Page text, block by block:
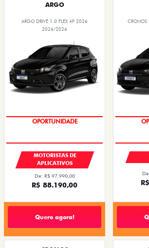
ARGO
ARGO DRIVE 1.0 FLEX 4P 2026
2026/2026
OPORTUNIDADE
MOTORISTAS DE
APLICATIVOS
De: R$ 97.990,00
R$ 88.190,00
Quero agora!
CRONOS